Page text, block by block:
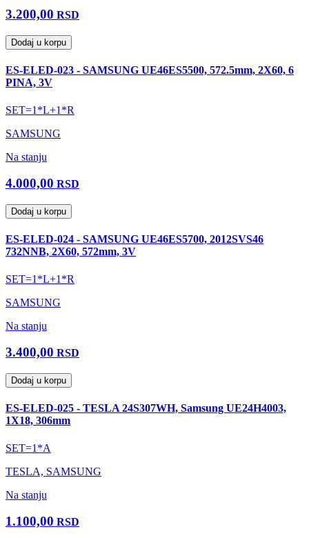
3.200,00 RSD
Dodaj u korpu
ES-ELED-023 - SAMSUNG UE46ES5500, 572.5mm, 2X60, 6
PINA, 3V
SET=1*L+1*R
SAMSUNG
Na stanju
4.000,00 RSD
Dodaj u korpu
ES-ELED-024 - SAMSUNG UE46ES5700, 2012SVS46
732NNB, 2X60, 572mm, 3V
SET=1*L+1*R
SAMSUNG
Na stanju
3.400,00 RSD
Dodaj u korpu
ES-ELED-025 - TESLA 24S307WH, Samsung UE24H4003,
1X18, 306mm
SET=1*A
TESLA, SAMSUNG
Na stanju
1.100,00 RSD